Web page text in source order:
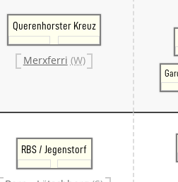
Querenhorster Kreuz
Merxferri (W)
RBS / Jegenstorf